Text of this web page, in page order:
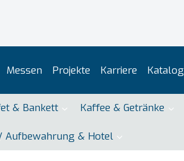
Messen Projekte Karriere Katalog
& Bankett Kaffee & Getränke
Aufbewahrung & Hotel